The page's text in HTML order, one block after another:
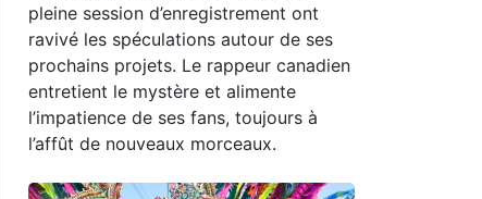
pleine session d’enregistrement ont
ravivé les spéculations autour de ses
prochains projets. Le rappeur canadien
entretient le mystère et alimente
l’impatience de ses fans, toujours à
l’affût de nouveaux morceaux.